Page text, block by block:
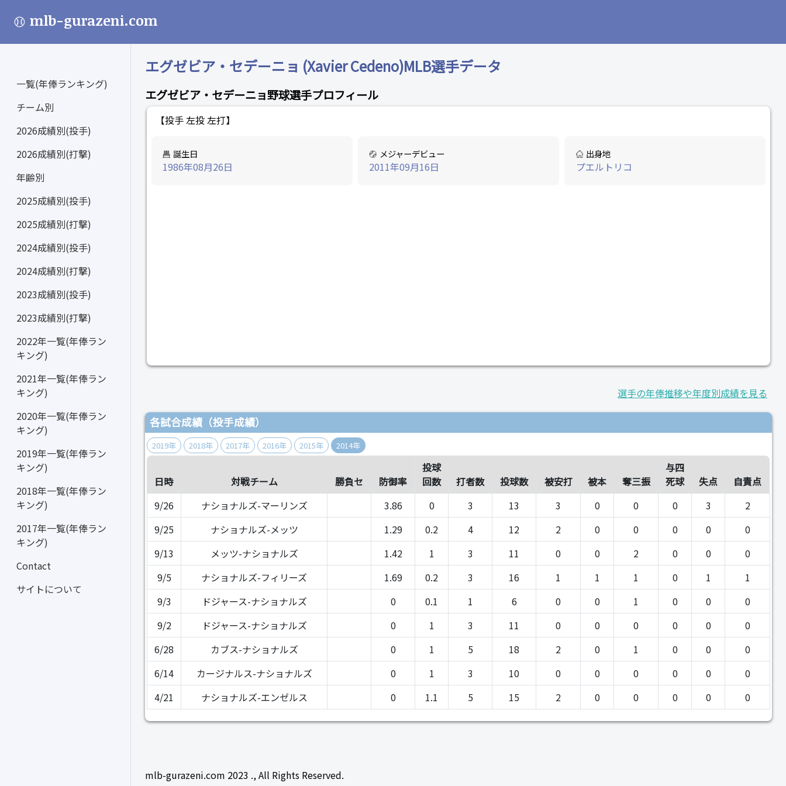
mlb-gurazeni.com
一覧(年俸ランキング)
チーム別
2026成績別(投手)
2026成績別(打撃)
年齢別
2025成績別(投手)
2025成績別(打撃)
2024成績別(投手)
2024成績別(打撃)
2023成績別(投手)
2023成績別(打撃)
2022年一覧(年俸ラン
キング)
2021年一覧(年俸ラン
キング)
2020年一覧(年俸ラン
キング)
2019年一覧(年俸ラン
キング)
2018年一覧(年俸ラン
キング)
2017年一覧(年俸ラン
キング)
Contact
サイトについて
エグゼビア・セデーニョ (Xavier Cedeno)MLB選手データ
エグゼビア・セデーニョ野球選手プロフィール
【投手 左投 左打】
誕生日
1986年08月26日
メジャーデビュー
2011年09月16日
出身地
プエルトリコ
選手の年俸推移や年度別成績を見る
各試合成績（投手成績）
2019年 2018年 2017年 2016年 2015年 2014年
日時 対戦チーム 勝負セ 防御率
投球
回数
打者数 投球数 被安打 被本 奪三振
与四
死球
失点
自責点
9/26
ナショナルズ-マーリンズ 3.86 0 3 13 3 0 0 0 3
2
9/25
ナショナルズ-メッツ 1.29 0.2 4 12 2 0 0 0 0
0
9/13
メッツ-ナショナルズ 1.42 1 3 11 0 0 2 0 0
0
9/5
ナショナルズ-フィリーズ 1.69 0.2 3 16 1 1 1 0 1
1
9/3
ドジャース-ナショナルズ 0 0.1 1 6 0 0 1 0 0
0
9/2
ドジャース-ナショナルズ 0 1 3 11 0 0 0 0 0
0
6/28
カブス-ナショナルズ 0 1 5 18 2 0 1 0 0
0
6/14
カージナルス-ナショナルズ 0 1 3 10 0 0 0 0 0
0
4/21
ナショナルズ-エンゼルス 0 1.1 5 15 2 0 0 0 0 0
mlb-gurazeni.com 2023 ., All Rights Reserved.